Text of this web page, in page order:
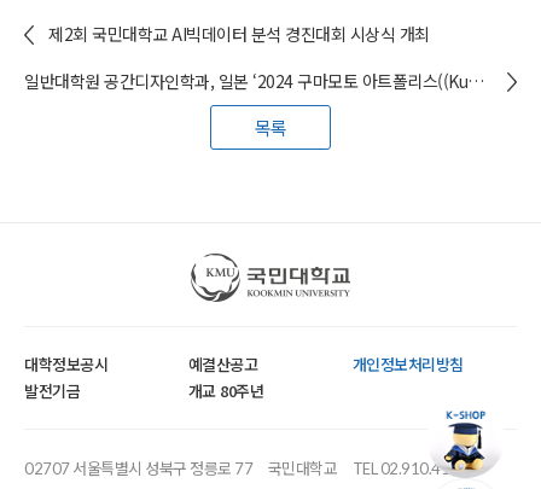
제2회 국민대학교 AI빅데이터 분석 경진대회 시상식 개최
일반대학원 공간디자인학과, 일본 ‘2024 구마모토 아트폴리스((Kumamoto Artpolis) 건축전 심포지엄’ 참가
목록
국민대학교
대학정보공시 예결산공고
개인정보처리방침
발전기금
개교 80주년
02707 서울특별시 성북구 정릉로 77 국민대학교
TEL 02.910.4114